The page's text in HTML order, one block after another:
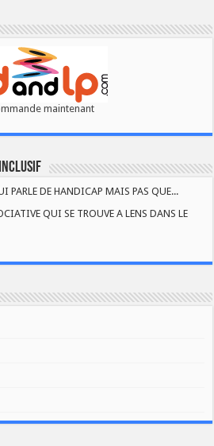
maintenant
DE HANDICAP MAIS PAS QUE...
QUI SE TROUVE A LENS DANS LE